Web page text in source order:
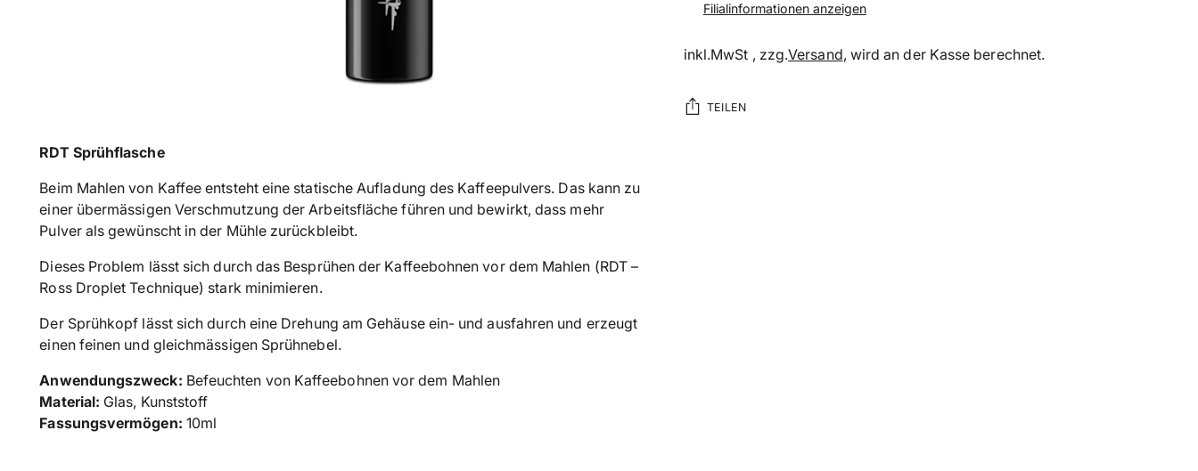
RDT Sprühflasche
Beim Mahlen von Kaffee entsteht eine statische Aufladung des Kaffeepulvers. Das kann zu
einer übermässigen Verschmutzung der Arbeitsfläche führen und bewirkt, dass mehr
Pulver als gewünscht in der Mühle zurückbleibt.
Dieses Problem lässt sich durch das Besprühen der Kaffeebohnen vor dem Mahlen (RDT –
Ross Droplet Technique) stark minimieren.
Der Sprühkopf lässt sich durch eine Drehung am Gehäuse ein- und ausfahren und erzeugt
einen feinen und gleichmässigen Sprühnebel.
Anwendungszweck: Befeuchten von Kaffeebohnen vor dem Mahlen
Material: Glas, Kunststoff
Fassungsvermögen: 10ml
Filialinformationen anzeigen
inkl.MwSt , zzg.Versand, wird an der Kasse berechnet.
TEILEN